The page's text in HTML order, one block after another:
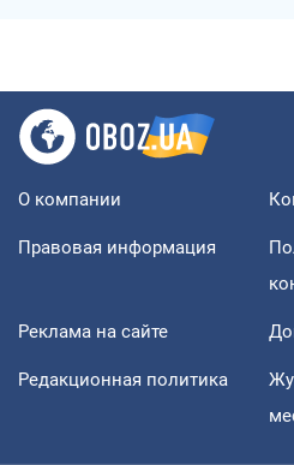
О компании
Правовая информация
Реклама на сайте
Редакционная политика